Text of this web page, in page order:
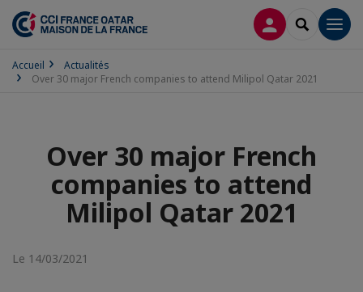
CONNEXION
Accueil
Actualités
Over 30 major French companies to attend Milipol Qatar 2021
Over 30 major French
companies to attend
Milipol Qatar 2021
Le 14/03/2021